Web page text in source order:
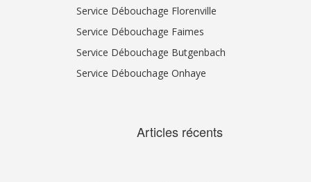
Service Débouchage Florenville
Service Débouchage Faimes
Service Débouchage Butgenbach
Service Débouchage Onhaye
Articles récents